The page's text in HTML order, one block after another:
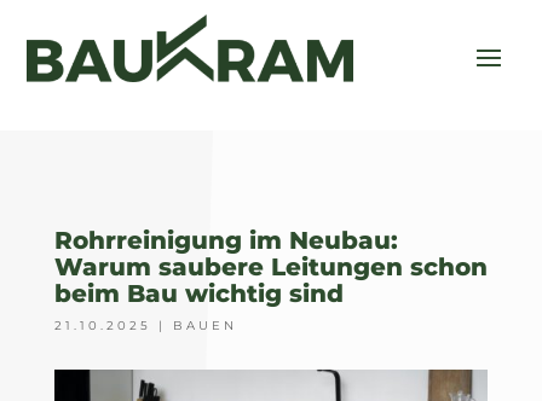
Rohrreinigung im Neubau:
Warum saubere Leitungen schon
beim Bau wichtig sind
21.10.2025 | BAUEN